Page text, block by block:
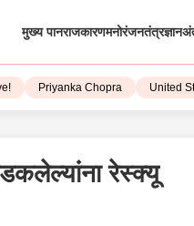
मुख्य पानराजकारणमनोरंजनतंत्रज्ञान
Priyanka Chopra United State
रेस्क्यू